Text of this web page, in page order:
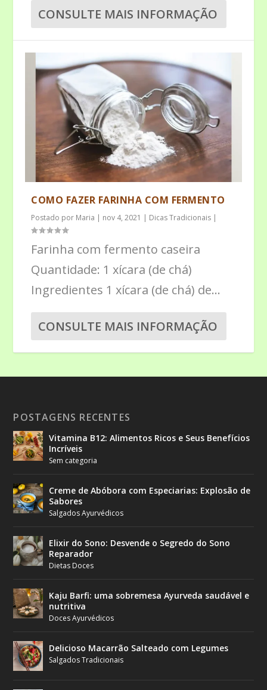
CONSULTE MAIS INFORMAÇÃO
COMO FAZER FARINHA COM FERMENTO
Postado por Maria | nov 4, 2021 | Dicas Tradicionais |
Farinha com fermento caseira
Quantidade: 1 xícara (de chá)
Ingredientes 1 xícara (de chá) de...
CONSULTE MAIS INFORMAÇÃO
POSTAGENS RECENTES
Vitamina B12: Alimentos Ricos e Seus Benefícios
Incríveis
Sem categoria
Creme de Abóbora com Especiarias: Explosão de
Sabores
Salgados Ayurvédicos
Elixir do Sono: Desvende o Segredo do Sono
Reparador
Dietas Doces
Kaju Barfi: uma sobremesa Ayurveda saudável e
nutritiva
Doces Ayurvédicos
Delicioso Macarrão Salteado com Legumes
Salgados Tradicionais